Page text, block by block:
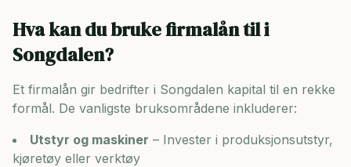
Hva kan du bruke firmalån til i
Songdalen?
Et firmalån gir bedrifter i Songdalen kapital til en rekke
formål. De vanligste bruksområdene inkluderer:
Utstyr og maskiner – Invester i produksjonsutstyr,
kjøretøy eller verktøy